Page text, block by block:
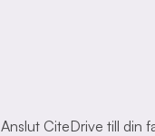
Anslut CiteDrive till din